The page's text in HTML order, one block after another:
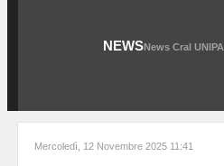
NEWSNews Cral UNIPA
Mercoledì, 12 Novembre 2025 11:41